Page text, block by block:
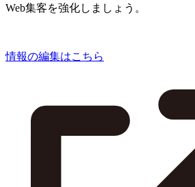
Web集客を強化しましょう。
情報の編集はこちら